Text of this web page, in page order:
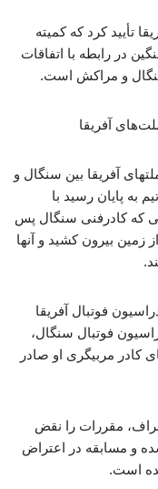
تأیید کرد که کمیته
در رابطه با اتفاقات
و مراکش است.
آفریقا بین سنگال و
به پایان رسید با
که کادرفنی سنگال پس
زمین بیرون کشید و آنها
فوتبال آفریقا
فوتبال سنگال،
کادر مربیگری او صادر
مقررات را نقض
و مسابقه در اعتراض